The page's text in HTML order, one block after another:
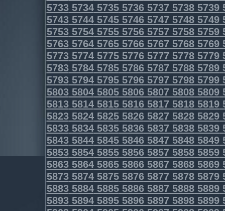
5733573457355736573757385739
5743574457455746574757485749
5753575457555756575757585759
5763576457655766576757685769
5773577457755776577757785779
5783578457855786578757885789
5793579457955796579757985799
5803580458055806580758085809
5813581458155816581758185819
5823582458255826582758285829
5833583458355836583758385839
5843584458455846584758485849
5853585458555856585758585859
5863586458655866586758685869
5873587458755876587758785879
5883588458855886588758885889
5893589458955896589758985899